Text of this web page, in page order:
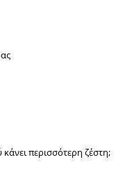
περισσότερ​η ζέστη;